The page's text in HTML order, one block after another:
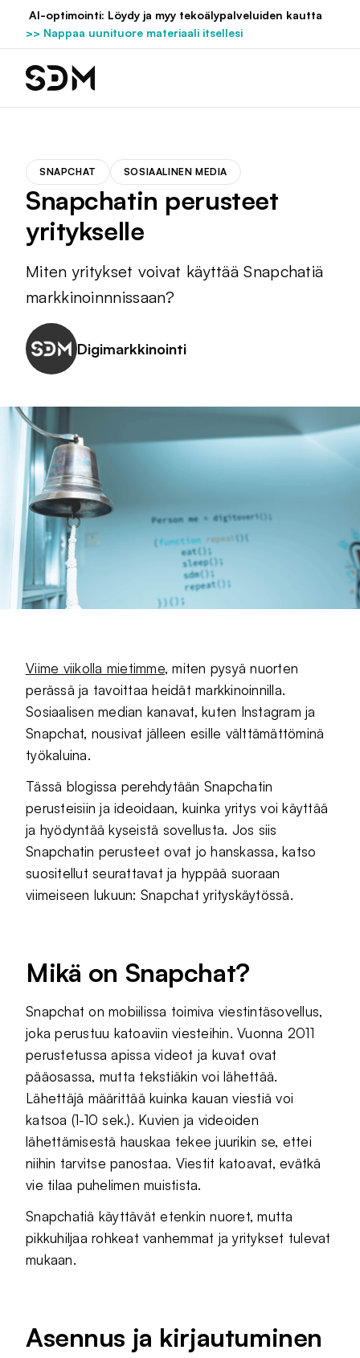
Hyppää
sisältöön
AI-optimointi: Löydy ja myy tekoälypalveluiden kautta
>> Nappaa uunituore materiaali itsellesi
SNAPCHAT SOSIAALINEN MEDIA
Snapchatin perusteet
yritykselle
Miten yritykset voivat käyttää Snapchatiä
markkinoinnnissaan?
Digimarkkinointi
Viime viikolla mietimme, miten pysyä nuorten
perässä ja tavoittaa heidät markkinoinnilla.
Sosiaalisen median kanavat, kuten Instagram ja
Snapchat, nousivat jälleen esille välttämättöminä
työkaluina.
Tässä blogissa perehdytään Snapchatin
perusteisiin ja ideoidaan, kuinka yritys voi käyttää
ja hyödyntää kyseistä sovellusta. Jos siis
Snapchatin perusteet ovat jo hanskassa, katso
suositellut seurattavat ja hyppää suoraan
viimeiseen lukuun: Snapchat yrityskäytössä.
Mikä on Snapchat?
Snapchat on mobiilissa toimiva viestintäsovellus,
joka perustuu katoaviin viesteihin. Vuonna 2011
perustetussa apissa videot ja kuvat ovat
pääosassa, mutta tekstiäkin voi lähettää.
Lähettäjä määrittää kuinka kauan viestiä voi
katsoa (1-10 sek.). Kuvien ja videoiden
lähettämisestä hauskaa tekee juurikin se, ettei
niihin tarvitse panostaa. Viestit katoavat, evätkä
vie tilaa puhelimen muistista.
Snapchatiä käyttävät etenkin nuoret, mutta
pikkuhiljaa rohkeat vanhemmat ja yritykset tulevat
mukaan.
Asennus ja kirjautuminen